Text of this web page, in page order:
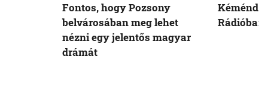
Fontos, hogy Pozsony
belvárosában meg lehet
nézni egy jelentős magyar
drámát
Kéméndi
Rádióban